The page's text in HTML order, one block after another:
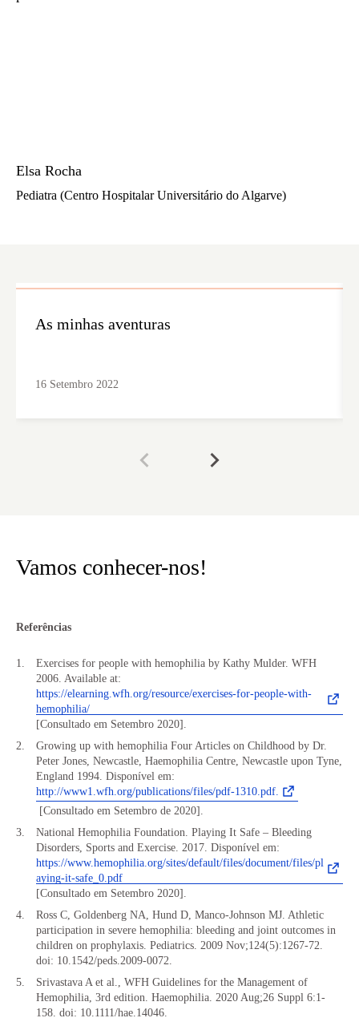
Elsa Rocha
Pediatra (Centro Hospitalar Universitário do Algarve)
As minhas aventuras
16 Setembro 2022
Vamos conhecer-nos!
Referências
Exercises for people with hemophilia by Kathy Mulder. WFH
2006. Available at:
https://elearning.wfh.org/resource/exercises-for-people-with-
hemophilia/
[Consultado em Setembro 2020].
Growing up with hemophilia Four Articles on Childhood by Dr.
Peter Jones, Newcastle, Haemophilia Centre, Newcastle upon Tyne,
England 1994. Disponível em:
http://www1.wfh.org/publications/files/pdf-1310.pdf.
[Consultado em Setembro de 2020].
National Hemophilia Foundation. Playing It Safe – Bleeding
Disorders, Sports and Exercise. 2017. Disponível em:
https://www.hemophilia.org/sites/default/files/document/files/pl
aying-it-safe_0.pdf
[Consultado em Setembro 2020].
Ross C, Goldenberg NA, Hund D, Manco-Johnson MJ. Athletic
participation in severe hemophilia: bleeding and joint outcomes in
children on prophylaxis. Pediatrics. 2009 Nov;124(5):1267-72.
doi: 10.1542/peds.2009-0072.
Srivastava A et al., WFH Guidelines for the Management of
Hemophilia, 3rd edition. Haemophilia. 2020 Aug;26 Suppl 6:1-
158. doi: 10.1111/hae.14046.